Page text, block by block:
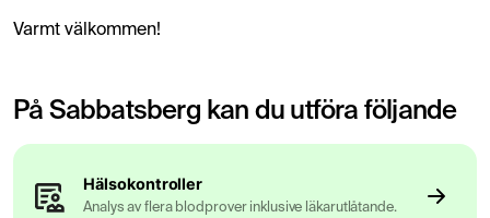
Varmt välkommen!
På Sabbatsberg kan du utföra följande
Hälsokontroller
Analys av flera blodprover inklusive läkarutlåtande.